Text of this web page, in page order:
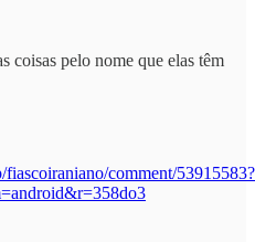
coisas pelo nome que elas têm
comment/53915583?